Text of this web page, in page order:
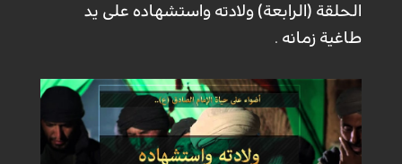
الحلقة (الرابعة) ولادته واستشهاده على يد
طاغية زمانه .